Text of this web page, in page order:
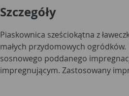
Szczegóły
Piaskownica sześciokątna z
małych przydomowych
sosnowego poddanego
impregnującym. Zastosowany
naturalny koloryt i
piaskownicy na dowolny kolor oraz